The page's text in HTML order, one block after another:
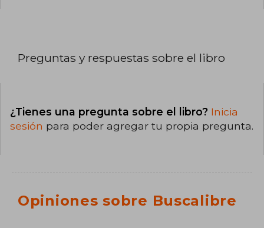
Preguntas y respuestas sobre el libro
¿Tienes una pregunta sobre el libro? Inicia
sesión para poder agregar tu propia pregunta.
Opiniones sobre Buscalibre